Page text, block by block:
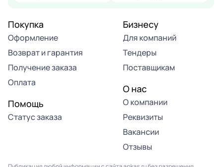
Покупка
Оформление
Возврат и гарантия
Получение заказа
Оплата
Помощь
Статус заказа
Бизнесу
Для компаний
Тендеры
Поставщикам
О нас
О компании
Реквизиты
Вакансии
Отзывы